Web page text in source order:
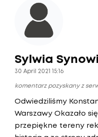
Sylwia
30 April 2021 15:16
komentarz pozyskany z
Odwiedziliśmy
Warszawy Okazało
przepiękne tereny